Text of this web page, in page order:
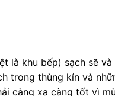
là khu bếp) sạch sẽ
trong thùng kín và
càng xa càng tốt vì